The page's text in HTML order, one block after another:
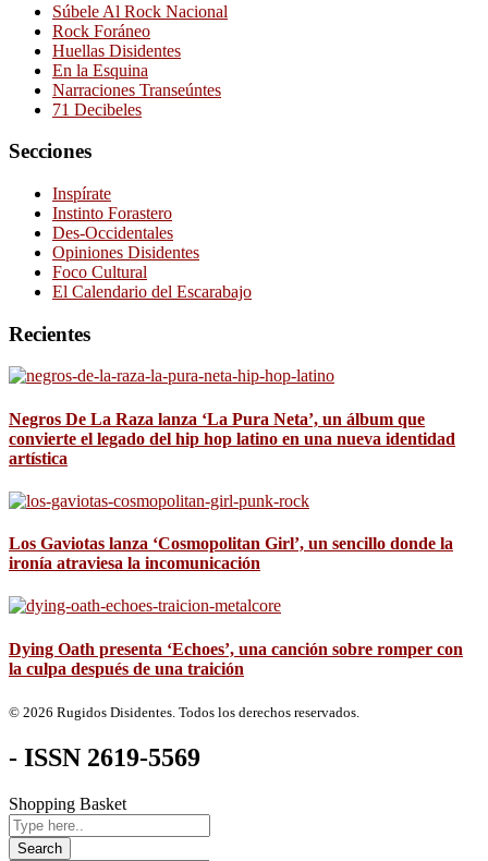
Súbele Al Rock Nacional
Rock Foráneo
Huellas Disidentes
En la Esquina
Narraciones Transeúntes
71 Decibeles
Secciones
Inspírate
Instinto Forastero
Des-Occidentales
Opiniones Disidentes
Foco Cultural
El Calendario del Escarabajo
Recientes
Negros De La Raza lanza ‘La Pura Neta’, un álbum que
convierte el legado del hip hop latino en una nueva identidad
artística
Los Gaviotas lanza ‘Cosmopolitan Girl’, un sencillo donde la
ironía atraviesa la incomunicación
Dying Oath presenta ‘Echoes’, una canción sobre romper con
la culpa después de una traición
© 2026 Rugidos Disidentes. Todos los derechos reservados.
- ISSN 2619-5569
Shopping Basket